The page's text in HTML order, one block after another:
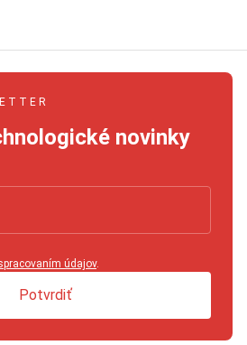
novinky
údajov.
Potvrdiť